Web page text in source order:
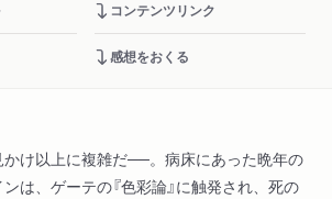
コンテンツリンク
感想をおくる
け以上に複雑だ──。病床にあった晩年の
は、ゲーテの『色彩論』に触発され、死の